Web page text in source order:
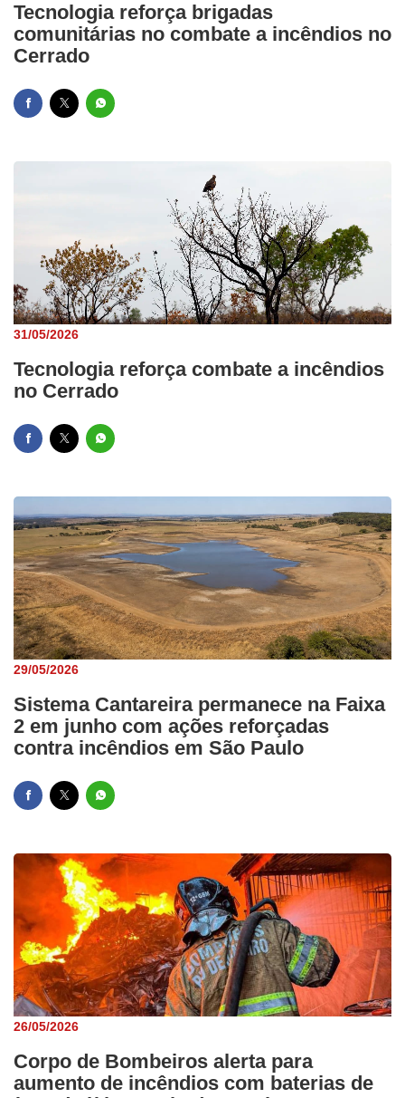
Tecnologia reforça brigadas
comunitárias no combate a incêndios no
Cerrado
31/05/2026
Tecnologia reforça combate a incêndios
no Cerrado
29/05/2026
Sistema Cantareira permanece na Faixa
2 em junho com ações reforçadas
contra incêndios em São Paulo
26/05/2026
Corpo de Bombeiros alerta para
aumento de incêndios com baterias de